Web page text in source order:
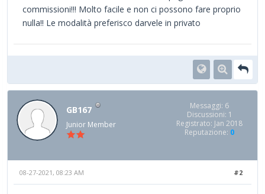
commissioni!!! Molto facile e non ci possono fare proprio
nulla!! Le modalità preferisco darvele in privato
GB167
Junior Member
Messaggi: 6
Discussioni: 1
Registrato: Jan 2018
Reputazione: 0
#2
08-27-2021, 08:23 AM